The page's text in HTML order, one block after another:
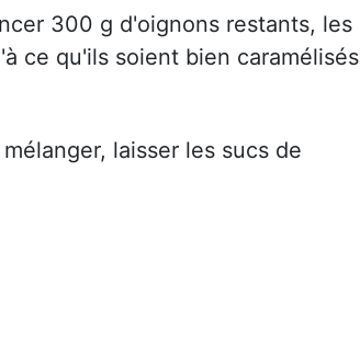
300 g d'oignons restants, les
ce qu'ils soient bien caramélisés
laisser les sucs de